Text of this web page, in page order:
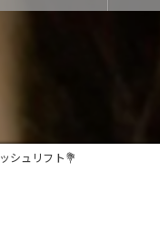
シュリフト💐